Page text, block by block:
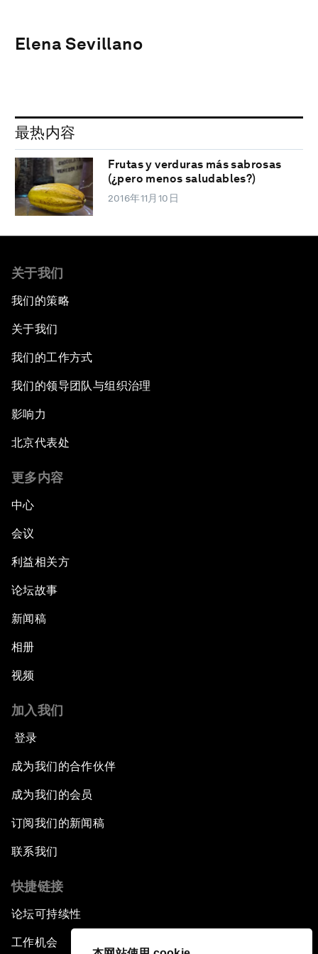
Elena Sevillano
最热内容
Frutas y verduras más sabrosas
(¿pero menos saludables?)
2016年11月10日
关于我们
我们的策略
关于我们
我们的工作方式
我们的领导团队与组织治理
影响力
北京代表处
更多内容
中心
会议
利益相关方
论坛故事
新闻稿
相册
视频
加入我们
登录
成为我们的合作伙伴
成为我们的会员
订阅我们的新闻稿
联系我们
快捷链接
论坛可持续性
工作机会